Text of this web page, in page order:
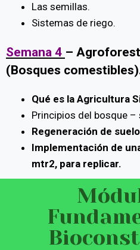
Las semillas.
Sistemas de riego.
Semana 4 –
(Bosques
Qué es la Agricultura
Principios del bosque –
Regeneración de
Implementación de
mtr2, para replicar.